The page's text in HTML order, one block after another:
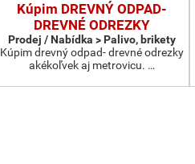
Kúpim DREVNÝ ODPAD-
DREVNÉ ODREZKY
Prodej / Nabídka > Palivo, brikety
Kúpim drevný odpad- drevné odrezky
akékoľvek aj metrovicu. …